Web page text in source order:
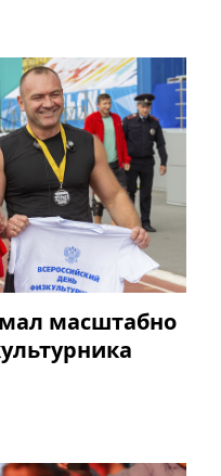
масштабно